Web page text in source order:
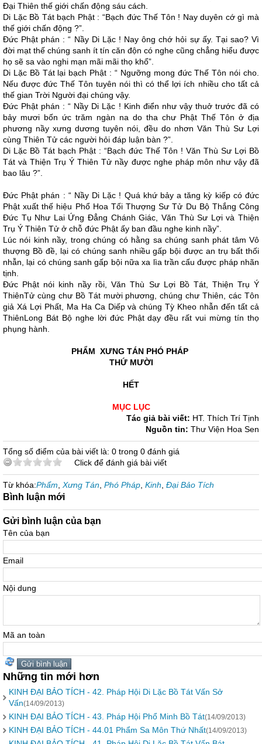
Ðại Thiên thế giới chấn động sáu cách.
Di Lặc Bồ Tát bạch Phật : “Bạch đức Thế Tôn ! Nay duyên cớ gì mà
thế giới chấn động ?”.
Ðức Phật phán : “ Nầy Di Lặc ! Nay ông chớ hỏi sự ấy. Tại sao? Vì
đời mạt thế chúng sanh ít tín căn độn có nghe cũng chẳng hiểu được
họ sẽ sa vào nghi mạn mãi mãi thọ khổ”.
Di Lặc Bồ Tát lại bạch Phật : “ Ngưỡng mong đức Thế Tôn nói cho.
Nếu được đức Thế Tôn tuyên nói thì có thể lợi ích nhiều cho tất cả
thế gian Trời Người đại chúng vậy.
Ðức Phật phán : “ Nầy Di Lặc ! Kinh điển như vậy thuở trước đã có
bảy mươi bốn ức trăm ngàn na do tha chư Phật Thế Tôn ở địa
phương nầy xưng dương tuyên nói, đều do nhơn Văn Thù Sư Lợi
cùng Thiên Tử các người hỏi đáp luận bàn ?”.
Di Lặc Bồ Tát bạch Phật : “Bạch đức Thế Tôn ! Văn Thù Sư Lợi Bồ
Tát và Thiện Trụ Ý Thiên Tử nầy được nghe pháp môn như vậy đã
bao lâu ?”.
Ðức Phật phán : “ Nầy Di Lặc ! Quá khứ bảy a tăng kỳ kiếp có đức
Phật xuất thế hiệu Phổ Hoa Tối Thượng Sư Tử Du Bộ Thắng Công
Ðức Tụ Như Lai Ứng Ðẳng Chánh Giác, Văn Thù Sư Lợi và Thiện
Trụ Ý Thiên Tử ở chỗ đức Phật ấy ban đầu nghe kinh nầy”.
Lúc nói kinh nầy, trong chúng có hằng sa chúng sanh phát tâm Vô
thượng Bồ đề, lại có chúng sanh nhiều gấp bội được an trụ bất thối
nhẫn, lại có chúng sanh gấp bội nữa xa lìa trần cấu được pháp nhãn
tịnh.
Ðức Phật nói kinh nầy rồi, Văn Thù Sư Lợi Bồ Tát, Thiện Trụ Ý
ThiênTử cùng chư Bồ Tát mười phương, chúng chư Thiên, các Tôn
giả Xá Lợi Phất, Ma Ha Ca Diếp và chúng Tỳ Kheo nhẫn đến tất cả
ThiênLong Bát Bộ nghe lời đức Phật dạy đều rất vui mừng tín thọ
phụng hành.
PHẨM XƯNG TÁN PHÓ PHÁP
THỨ MƯỜI
HẾT
MỤC LỤC
Tác giả bài viết: HT. Thích Trí Tịnh
Nguồn tin: Thư Viện Hoa Sen
Tổng số điểm của bài viết là: 0 trong 0 đánh giá
Click để đánh giá bài viết
Từ khóa:Phẩm Xưng Tán Phó Pháp Kinh Đại Bảo Tích
Bình luận mới
Gửi bình luận của bạn
Tên của bạn
Email
Nội dung
Mã an toàn
Những tin mới hơn
KINH ĐẠI BẢO TÍCH - 42. Pháp Hội Di Lặc Bồ Tát Vấn Sở
Vấn(14/09/2013)
KINH ĐẠI BẢO TÍCH - 43. Pháp Hội Phổ Minh Bồ Tát(14/09/2013)
KINH ĐẠI BẢO TÍCH - 44.01 Phẩm Sa Môn Thứ Nhất(14/09/2013)